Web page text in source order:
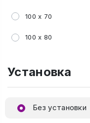
100 х 70
100 х 80
Установка
Без установки